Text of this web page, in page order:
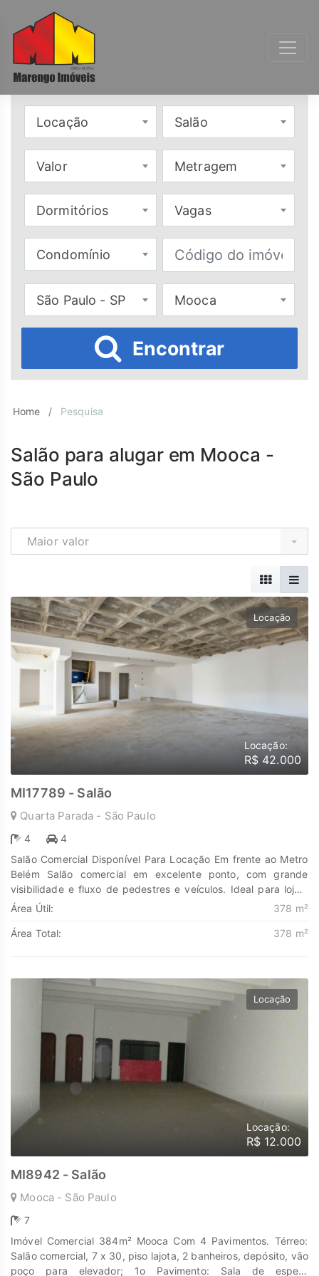
Locação Salão
Valor Metragem
Dormitórios Vagas
Condomínio
São Paulo - SP Mooca
Encontrar
Home Pesquisa
Salão para alugar em Mooca -
São Paulo
Maior valor
Locação
Locação:
R$ 42.000
MI17789 - Salão
Quarta Parada - São Paulo
4
4
Salão Comercial Disponível Para Locação Em frente ao Metro
Belém Salão comercial em excelente ponto, com grande
visibilidade e fluxo de pedestres e veículos. Ideal para lojas,
farmácias, escritórios, salões de beleza, clínicas,
iluminado Pé-direito alto 4 banheiros Fachada com vitrine
Próximo à Av. Celso Garcia e Av. Salim Farah Maluf Fácil
acesso ao Metrô Belém e Shopping Metrô Tatuapé Região
comercial consolidada Entre em contato para mais
Transformar seus sonhos em lares e seus investimentos em
oportunidades. Na Marengo Imóveis cada passo é uma nova
jornada, confie em nós para encontrar o lugar onde sua
história irá brilhar. www.marengoimoveis.com.br 11-99203-
Área Útil: 378 m²
Área Total: 378 m²
Locação
Locação:
R$ 12.000
MI8942 - Salão
Mooca - São Paulo
7
Imóvel Comercial 384m² Mooca Com 4 Pavimentos. Térreo:
Salão comercial, 7 x 30, piso lajota, 2 banheiros, depósito, vão
poço para elevador; 1o Pavimento: Sala de espera